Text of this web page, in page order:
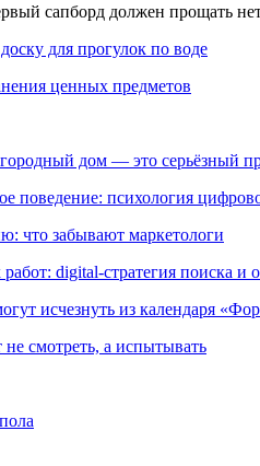
сапборд должен прощать
для прогулок по воде
ценных предметов
дом — это серьёзный
поведение: психология
что забывают маркетологи
digital-стратегия поиска и
исчезнуть из календаря
смотреть, а испытывать